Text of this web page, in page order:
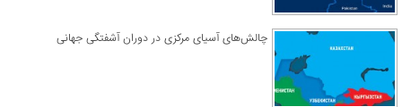
چالش‌های آسیای مرکزی در دوران آشفتگی جهانی